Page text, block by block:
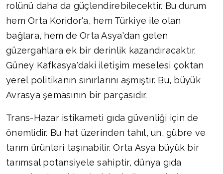
rolünü daha da güçlendirebilecektir. Bu durum
hem Orta Koridor'a, hem Türkiye ile olan
bağlara, hem de Orta Asya'dan gelen
güzergahlara ek bir derinlik kazandıracaktır.
Güney Kafkasya'daki iletişim meselesi çoktan
yerel politikanın sınırlarını aşmıştır. Bu, büyük
Avrasya şemasının bir parçasıdır.
Trans-Hazar istikameti gıda güvenliği için de
önemlidir. Bu hat üzerinden tahıl, un, gübre ve
tarım ürünleri taşınabilir. Orta Asya büyük bir
tarımsal potansiyele sahiptir, dünya gıda